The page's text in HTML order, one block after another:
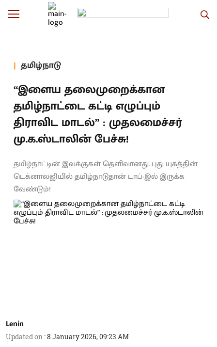
தமிழ்நாடு
“இளைய தலைமுறைக்கான
தமிழ்நாட்டை கட்டி எழுப்பும்
திராவிட மாடல்” : முதலமைச்சர்
மு.க.ஸ்டாலின் பேச்சு!
தமிழ்நாட்டின் இலக்குகள் தெளிவானது. புது யுகத்தின்
டெக்னாலஜியில் தமிழ்நாடுதான் டாப்-இல் இருக்க
வேண்டும்!
Lenin
Updated on :8 January 2026, 09:23 AM